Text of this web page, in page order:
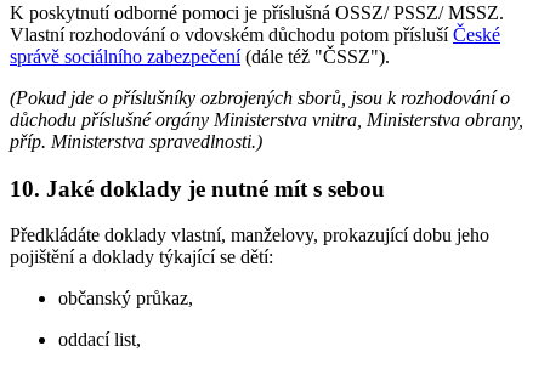
K poskytnutí odborné pomoci je příslušná OSSZ/ PSSZ/ MSSZ.
Vlastní rozhodování o vdovském důchodu potom příslušíČeské
správě sociálního zabezpečení(dále též "ČSSZ").
(Pokud jde o příslušníky ozbrojených sborů, jsou k rozhodování o
důchodu příslušné orgány Ministerstva vnitra, Ministerstva obrany,
příp. Ministerstva spravedlnosti.)
10. Jaké doklady je nutné mít s sebou
Předkládáte doklady vlastní, manželovy, prokazující dobu jeho
pojištění a doklady týkající se dětí:
občanský průkaz,
oddací list,